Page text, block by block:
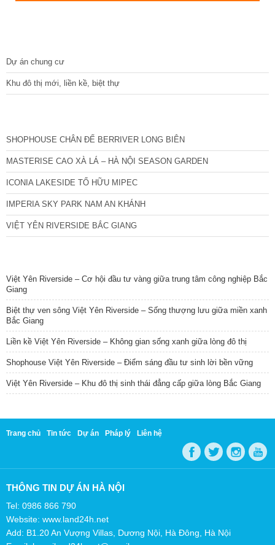
Dự án chung cư
Khu đô thị mới, liền kề, biệt thự
SHOPHOUSE CHÂN ĐẾ BERRIVER LONG BIÊN
MASTERISE CAO XÀ LÁ – HÀ NỘI SEASON GARDEN
ICONIA LAKESIDE TỐ HỮU MIPEC
IMPERIA SKY PARK NAM AN KHÁNH
VIỆT YÊN RIVERSIDE BẮC GIANG
Việt Yên Riverside – Cơ hội đầu tư vàng giữa trung tâm công nghiệp Bắc
Giang
Biệt thự ven sông Việt Yên Riverside – Sống thượng lưu giữa miền xanh
Bắc Giang
Liền kề Việt Yên Riverside – Không gian sống xanh giữa lòng đô thị
Shophouse Việt Yên Riverside – Điểm sáng đầu tư sinh lời bền vững
Việt Yên Riverside – Khu đô thị sinh thái đẳng cấp giữa lòng Bắc Giang
Trang chủ Tin tức Dự án Pháp lý Liên hệ
THÔNG TIN DỰ ÁN HÀ NỘI
Tel: 0986 866 790
Website: www.land24h.net
Add: B1.20 An Vượng Villas, Dương Nội, Hà Đông, Hà Nội